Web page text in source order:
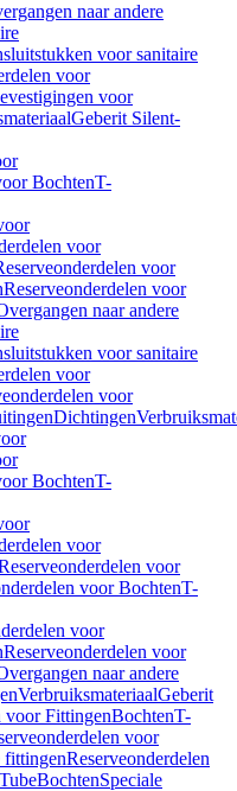
naar andere
voor sanitaire
voor
voor
Geberit Silent-
BochtenT-
voor
voor
Reserveonderdelen voor
naar andere
voor sanitaire
voor
voor
Dichtingen
BochtenT-
voor
voor
voor BochtenT-
voor
Reserveonderdelen voor
naar andere
VerbruiksmateriaalGeberit
voor FittingenBochtenT-
voor
fittingenReserveonderdelen
BochtenSpeciale